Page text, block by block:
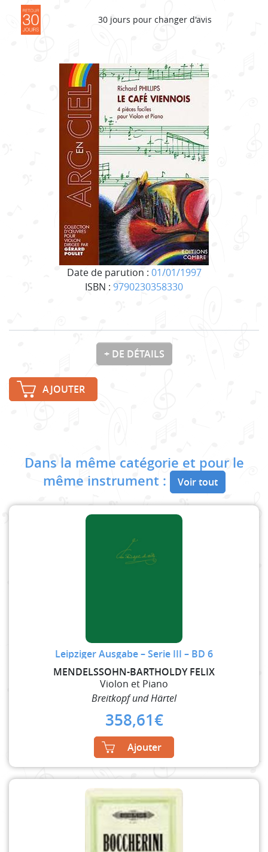
Date de parution : 01/01/1997
ISBN : 9790230358330
30 jours pour changer d'avis
+ DE DÉTAILS
AJOUTER
Dans la même catégorie et pour le
même instrument :
Voir tout
Leipziger Ausgabe – Serie III – BD 6
MENDELSSOHN-BARTHOLDY FELIX
Violon et Piano
Breitkopf und Härtel
358,61€
Ajouter